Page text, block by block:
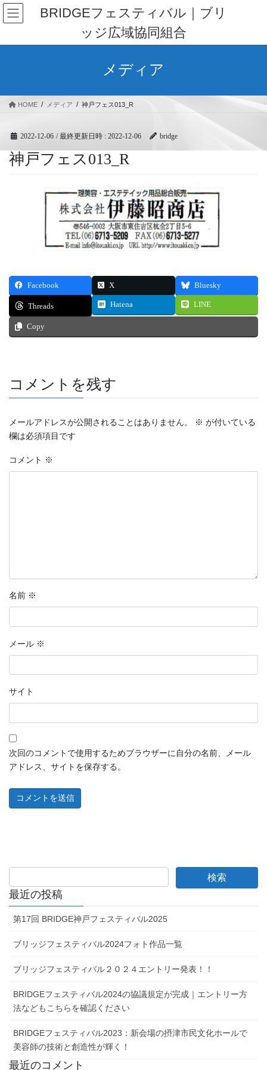
コ
ン
ン
ナ
ビ
ー
BRIDGEフェスティバル｜ブリ
ッジ広域協同組合
メディア
HOME メディア 神戸フェス013_R
2022-12-06 / 最終更新日時 : 2022-12-06 bridge
神戸フェス013_R
Facebook X Bluesky
Threads Hatena LINE
Copy
コメントを残す
メールアドレスが公開されることはありません。 ※ が付いている
欄は必須項目です
コメント ※
名前 ※
メール ※
サイト
次回のコメントで使用するためブラウザーに自分の名前、メール
アドレス、サイトを保存する。
最近の投稿
第17回 BRIDGE神戸フェスティバル2025
ブリッジフェスティバル2024フォト作品一覧
ブリッジフェスティバル２０２４エントリー発表！！
BRIDGEフェスティバル2024の協議規定が完成｜エントリー方
法などもこちらを確認ください
BRIDGEフェスティバル2023：新会場の摂津市民文化ホールで
美容師の技術と創造性が輝く！
最近のコメント